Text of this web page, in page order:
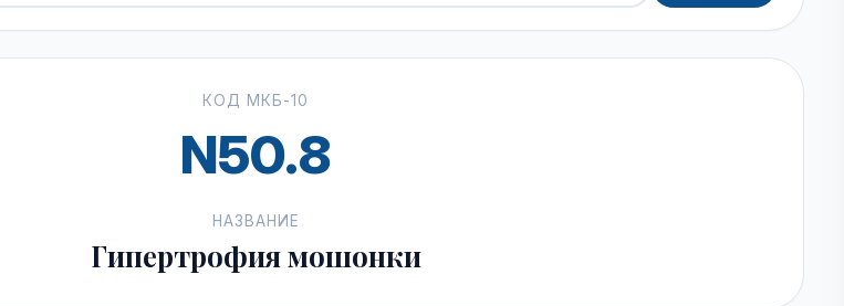
КОД МКБ-10
N50.8
НАЗВАНИЕ
Гипертрофия мошонки